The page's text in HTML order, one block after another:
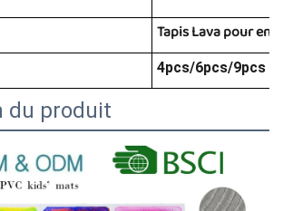
Tapis Lava pour
4pcs/6pcs/9pcs
du produit